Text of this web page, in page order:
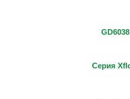
GD6038
Серия